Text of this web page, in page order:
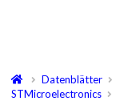
Datenblätter
STMicroelectronics